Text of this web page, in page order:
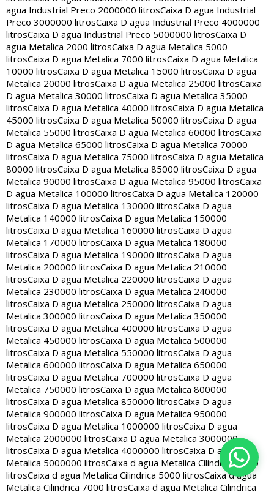
agua Industrial Preco 2000000 litrosCaixa D agua Industrial
Preco 3000000 litrosCaixa D agua Industrial Preco 4000000
litrosCaixa D agua Industrial Preco 5000000 litrosCaixa D
agua Metalica 2000 litrosCaixa D agua Metalica 5000
litrosCaixa D agua Metalica 7000 litrosCaixa D agua Metalica
10000 litrosCaixa D agua Metalica 15000 litrosCaixa D agua
Metalica 20000 litrosCaixa D agua Metalica 25000 litrosCaixa
D agua Metalica 30000 litrosCaixa D agua Metalica 35000
litrosCaixa D agua Metalica 40000 litrosCaixa D agua Metalica
45000 litrosCaixa D agua Metalica 50000 litrosCaixa D agua
Metalica 55000 litrosCaixa D agua Metalica 60000 litrosCaixa
D agua Metalica 65000 litrosCaixa D agua Metalica 70000
litrosCaixa D agua Metalica 75000 litrosCaixa D agua Metalica
80000 litrosCaixa D agua Metalica 85000 litrosCaixa D agua
Metalica 90000 litrosCaixa D agua Metalica 95000 litrosCaixa
D agua Metalica 100000 litrosCaixa D agua Metalica 120000
litrosCaixa D agua Metalica 130000 litrosCaixa D agua
Metalica 140000 litrosCaixa D agua Metalica 150000
litrosCaixa D agua Metalica 160000 litrosCaixa D agua
Metalica 170000 litrosCaixa D agua Metalica 180000
litrosCaixa D agua Metalica 190000 litrosCaixa D agua
Metalica 200000 litrosCaixa D agua Metalica 210000
litrosCaixa D agua Metalica 220000 litrosCaixa D agua
Metalica 230000 litrosCaixa D agua Metalica 240000
litrosCaixa D agua Metalica 250000 litrosCaixa D agua
Metalica 300000 litrosCaixa D agua Metalica 350000
litrosCaixa D agua Metalica 400000 litrosCaixa D agua
Metalica 450000 litrosCaixa D agua Metalica 500000
litrosCaixa D agua Metalica 550000 litrosCaixa D agua
Metalica 600000 litrosCaixa D agua Metalica 650000
litrosCaixa D agua Metalica 700000 litrosCaixa D agua
Metalica 750000 litrosCaixa D agua Metalica 800000
litrosCaixa D agua Metalica 850000 litrosCaixa D agua
Metalica 900000 litrosCaixa D agua Metalica 950000
litrosCaixa D agua Metalica 1000000 litrosCaixa D agua
Metalica 2000000 litrosCaixa D agua Metalica 3000000
litrosCaixa D agua Metalica 4000000 litrosCaixa D agua
Metalica 5000000 litrosCaixa d agua Metalica Cilindrica 2000
litrosCaixa d agua Metalica Cilindrica 5000 litrosCaixa d agua
Metalica Cilindrica 7000 litrosCaixa d agua Metalica Cilindrica